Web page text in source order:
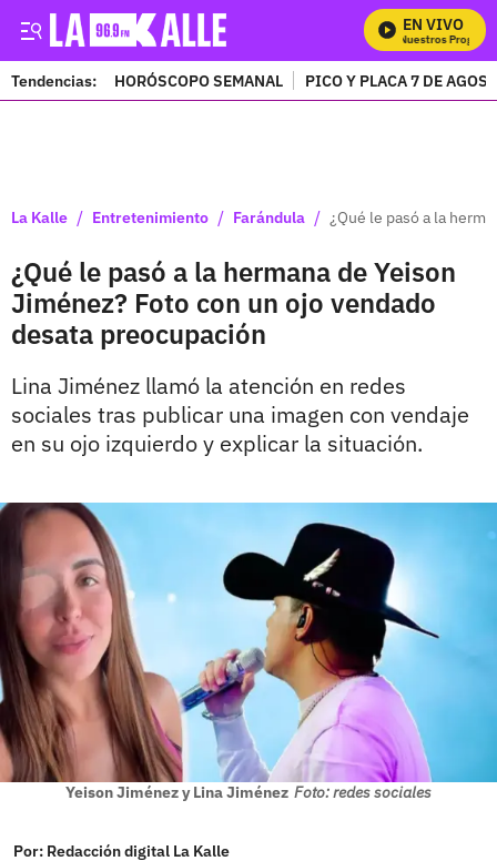
EN VIVO
Mira Todos Nuestros Programas
Tendencias: HORÓSCOPO SEMANAL PICO Y PLACA 7 DE
La Kalle / Entretenimiento / Farándula / ¿Qué le pasó a la
¿Qué le pasó a la hermana de Yeison
Jiménez? Foto con un ojo vendado
desata preocupación
Lina Jiménez llamó la atención en redes
sociales tras publicar una imagen con vendaje
en su ojo izquierdo y explicar la situación.
Yeison Jiménez y Lina Jiménez Foto: redes sociales
Por: Redacción digital La Kalle